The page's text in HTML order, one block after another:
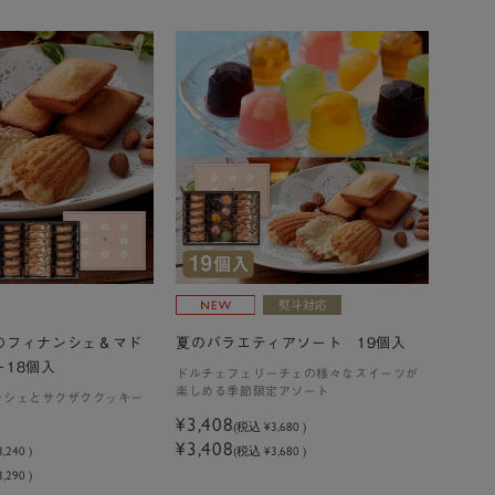
フィナンシェ＆マド
18個入
ェとサクザククッキー
)
)
夏のバラエティアソート 19個入
ドルチェフェリーチェの様々なスイーツが
楽しめる季節限定アソート
¥3,408(税込¥3,680 )
¥3,408(税込 ¥3,680 )